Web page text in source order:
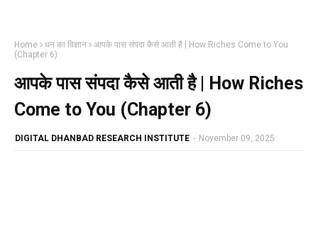
Home धन का विज्ञान
आपके पास संपदा कैसे आती है | How Riches Come to You
(Chapter 6)
आपके पास संपदा कैसे आती है | How Riches
Come to You (Chapter 6)
DIGITAL DHANBAD RESEARCH INSTITUTE - November 09, 2025